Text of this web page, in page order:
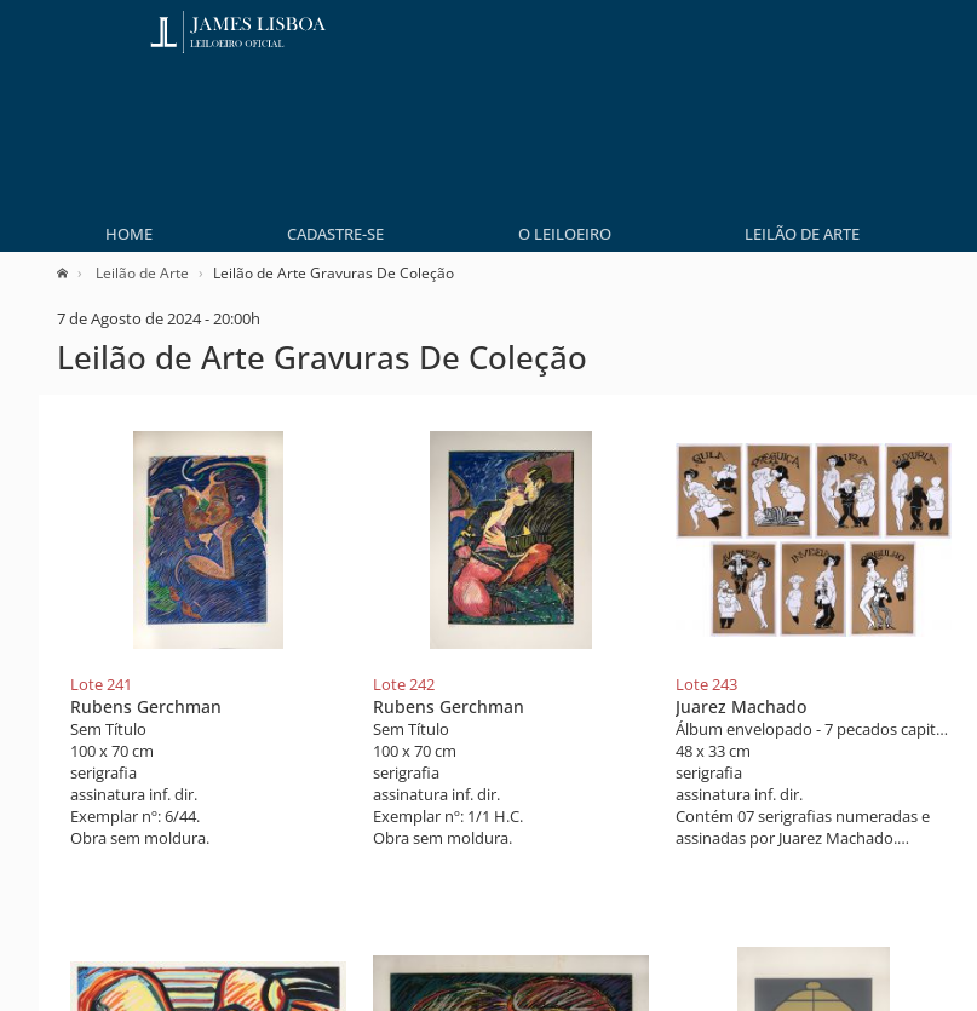
HOME CADASTRE-SE O LEILOEIRO LEILÃO DE ARTE
Leilão de Arte Leilão de Arte Gravuras De Coleção
7 de Agosto de 2024 - 20:00h
Leilão de Arte Gravuras De Coleção
Lote 241
Rubens Gerchman
Sem Título
100 x 70 cm
serigrafia
assinatura inf. dir.
Exemplar nº: 6/44.
Obra sem moldura.
Lote 242
Rubens Gerchman
Sem Título
100 x 70 cm
serigrafia
assinatura inf. dir.
Exemplar nº: 1/1 H.C.
Obra sem moldura.
Lote 243
Juarez Machado
Álbum envelopado - 7 pecados capitais
48 x 33 cm
serigrafia
assinatura inf. dir.
Contém 07 serigrafias numeradas e
assinadas por Juarez Machado.